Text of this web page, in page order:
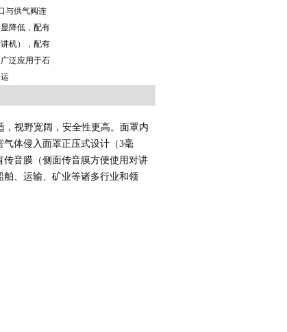
与供气阀连
降低，配有
机），配有
泛应用于石
， 视野宽阔，安全性更高。面罩内
体侵入面罩正压式设计（3毫
传音膜（侧面传音膜方便使用对讲
、运输、矿业等诸多行业和领